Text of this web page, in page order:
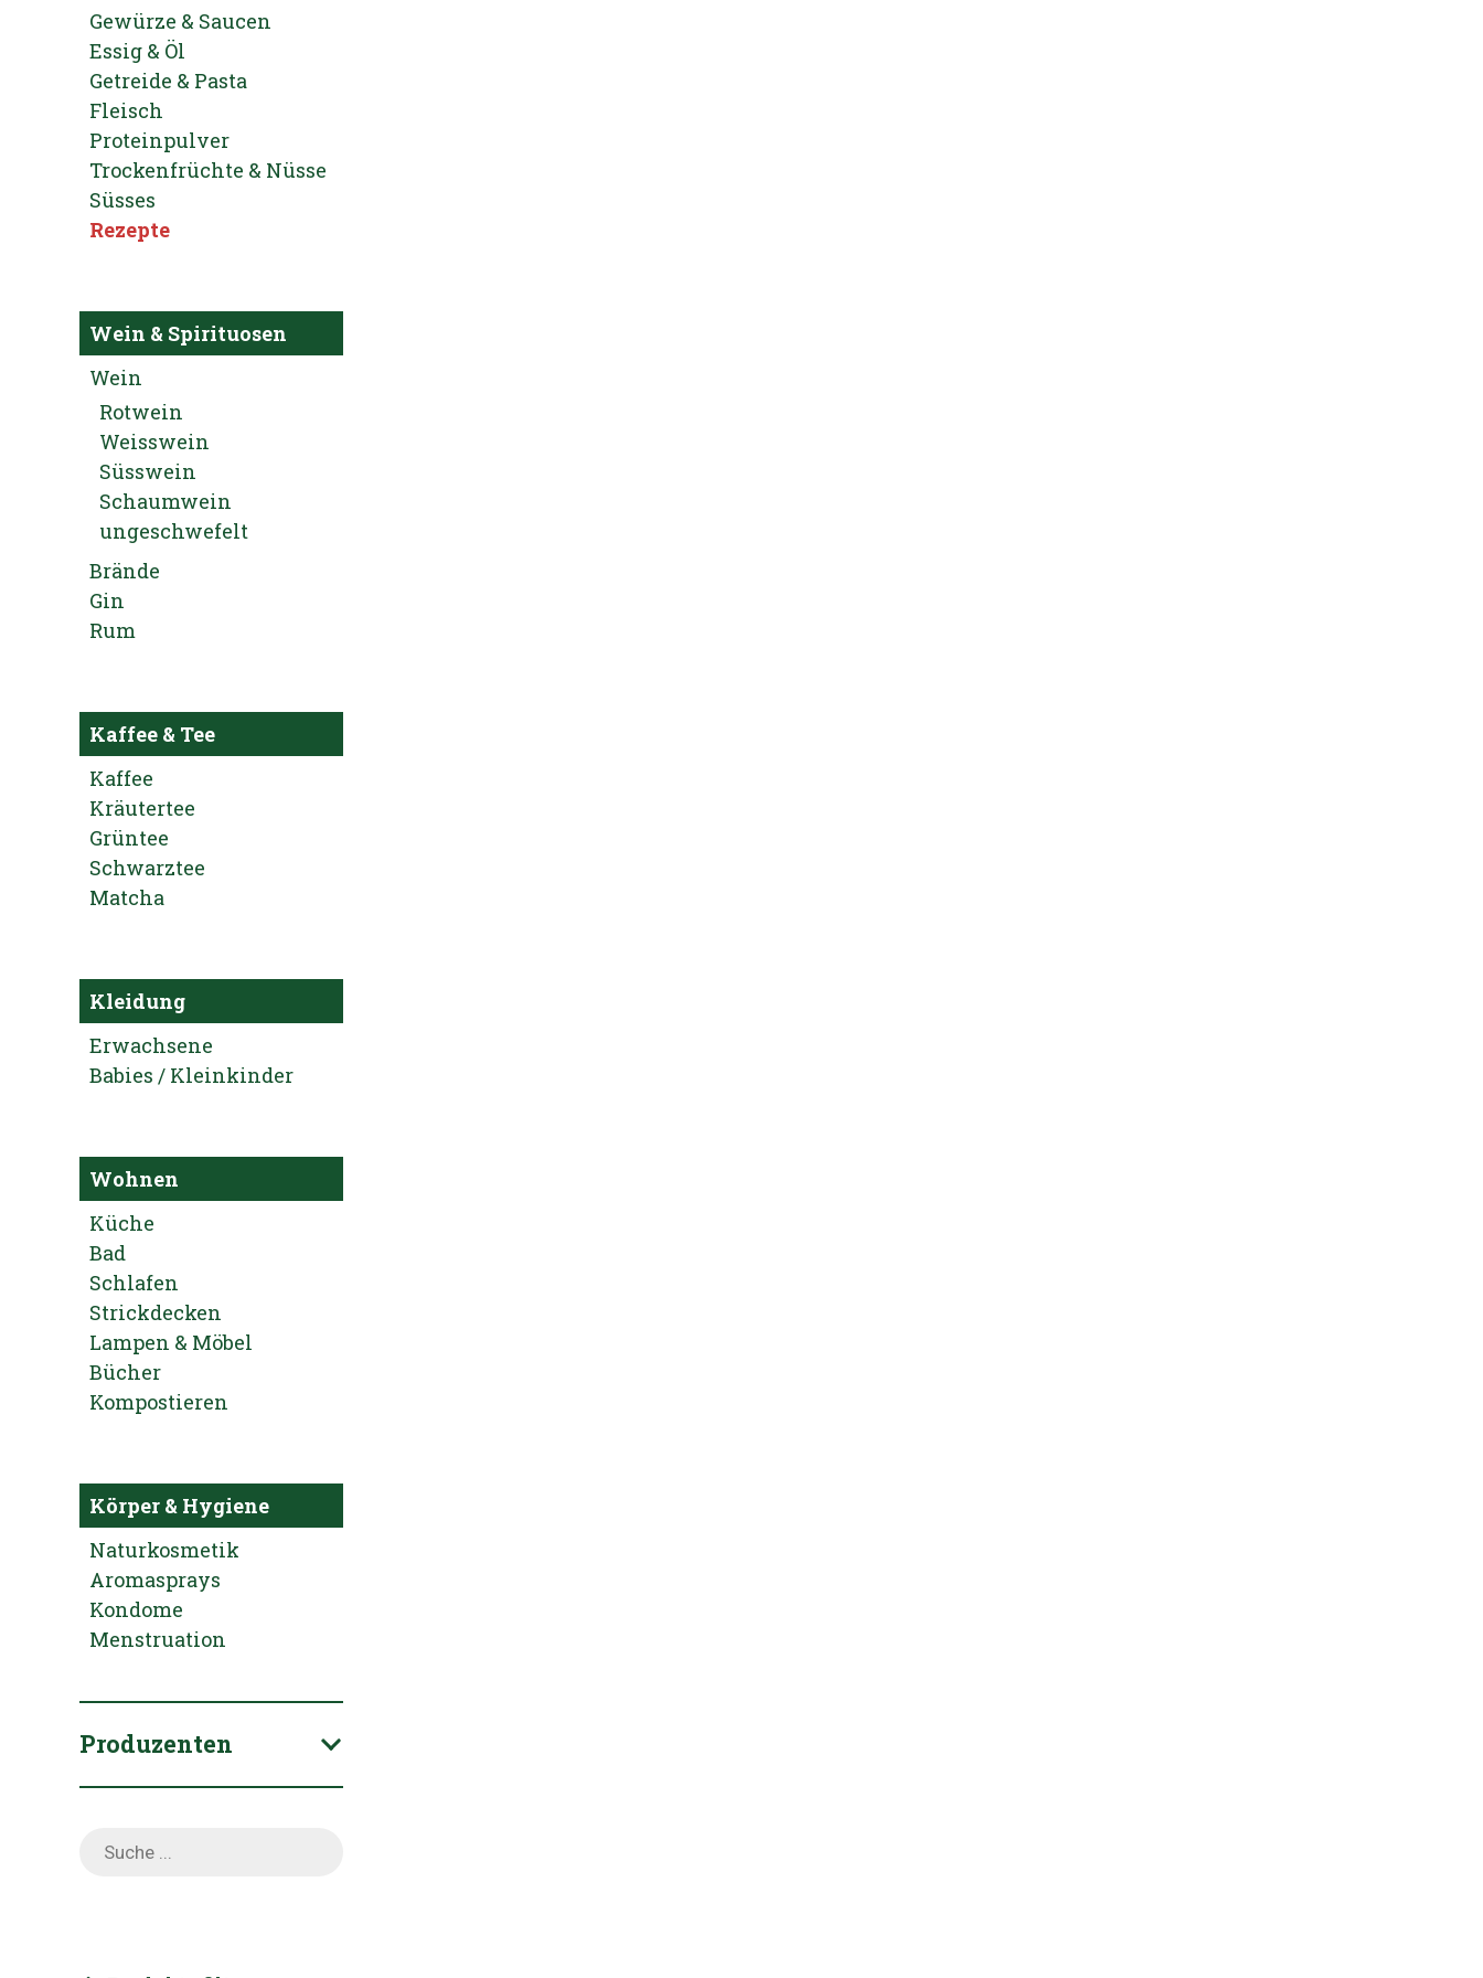
Gewürze & Saucen
Essig & Öl
Getreide & Pasta
Fleisch
Proteinpulver
Trockenfrüchte & Nüsse
Süsses
Rezepte
Wein & Spirituosen
Wein
Rotwein
Weisswein
Süsswein
Schaumwein
ungeschwefelt
Brände
Gin
Rum
Kaffee & Tee
Kaffee
Kräutertee
Grüntee
Schwarztee
Matcha
Kleidung
Erwachsene
Babies / Kleinkinder
Wohnen
Küche
Bad
Schlafen
Strickdecken
Lampen & Möbel
Bücher
Kompostieren
Körper & Hygiene
Naturkosmetik
Aromasprays
Kondome
Menstruation
Produzenten
search